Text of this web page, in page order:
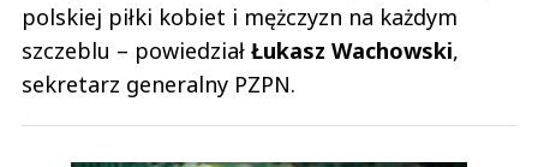
polskiej piłki kobiet i mężczyzn na każdym
szczeblu – powiedział Łukasz Wachowski,
sekretarz generalny PZPN.